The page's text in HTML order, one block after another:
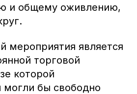
и общему оживлению,
мероприятия является
торговой
которой
могли бы свободно